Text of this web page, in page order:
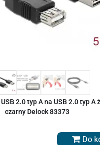
2.0 typ A na USB 2.0 typ A
czarny Delock 83373
Do